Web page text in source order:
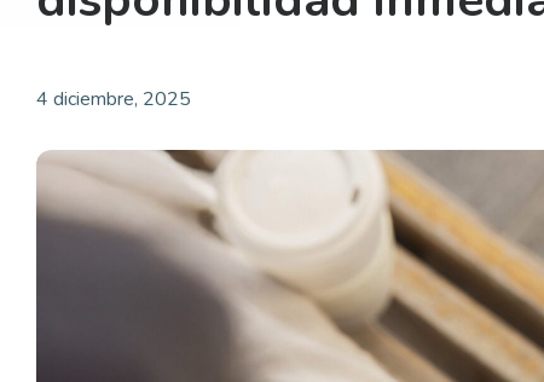
4 diciembre, 2025